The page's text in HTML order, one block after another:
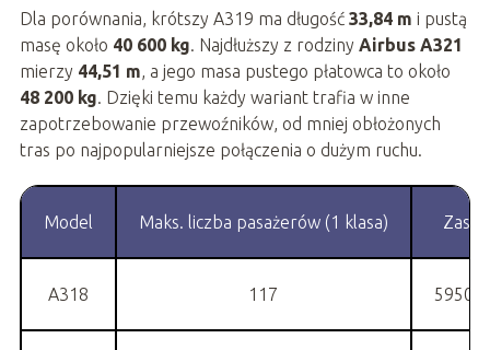
Dla porównania, krótszy A319 ma długość 33,84 m i pustą
masę około 40 600 kg. Najdłuższy z rodziny Airbus A321
mierzy 44,51 m, a jego masa pustego płatowca to około
48 200 kg. Dzięki temu każdy wariant trafia w inne
zapotrzebowanie przewoźników, od mniej obłożonych
tras po najpopularniejsze połączenia o dużym ruchu.
Model Maks. liczba pasażerów (1 klasa)
A318 117 5950